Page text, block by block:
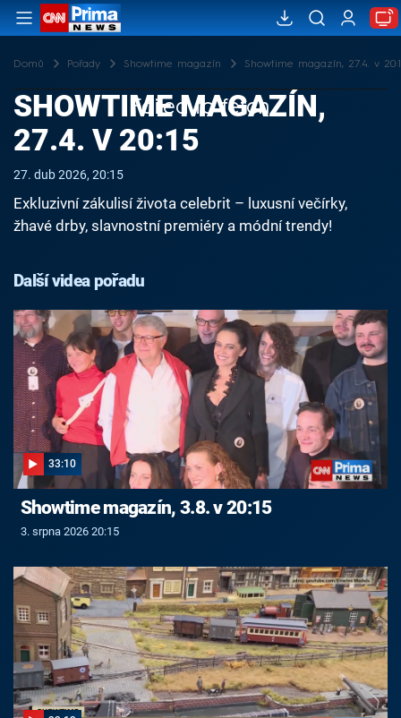
Domů Pořady Showtime magazín Showtime magazín, 27.4. v
Failed to fetch
SHOWTIME MAGAZÍN,
27.4. V 20:15
27. dub 2026, 20:15
Exkluzivní zákulisí života celebrit – luxusní večírky,
žhavé drby, slavnostní premiéry a módní trendy!
Další videa pořadu
33:10
Showtime magazín, 3.8. v 20:15
3. srpna 2026 20:15